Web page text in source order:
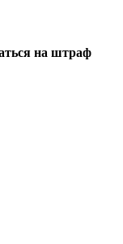
на штраф